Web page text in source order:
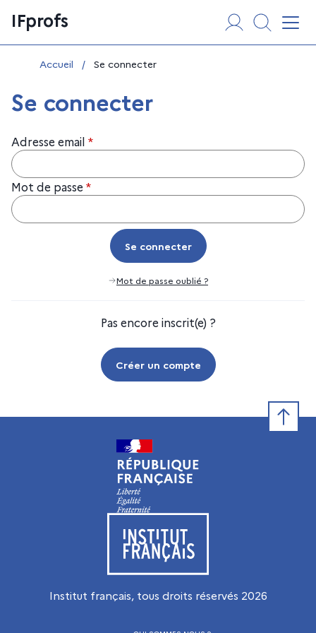
au
contenu
IFprofs
Vous êtes ici :
Accueil / Se connecter
Se connecter
Adresse email *
Mot de passe *
Se connecter
Se connecter
Mot de passe oublié ?
Pas encore inscrit(e) ?
Créer un compte
Visiter le site de l’Institut français
Institut français, tous droits réservés 2026